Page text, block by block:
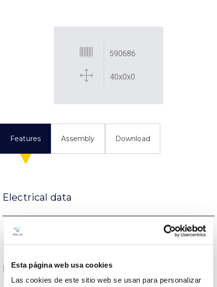
Esta página web usa cookies
Las cookies de este sitio web se usan para personalizar
590686
40x0x0
Features Assembly Download
Electrical data
NO
Dimensions and Mounting